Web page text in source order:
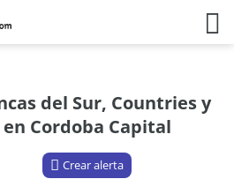
del Sur, Countries y
Cordoba Capital
Crear alerta